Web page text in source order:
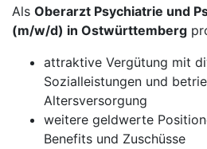
Als Oberarzt Psychiatrie und
(m/w/d) in Ostwürttemberg
attraktive Vergütung mit
Sozialleistungen und
Altersversorgung
weitere geldwerte
Benefits und Zuschüsse